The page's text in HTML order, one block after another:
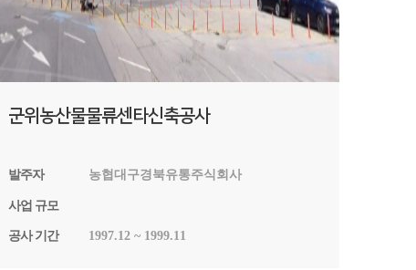
군위농산물물류센타신축공사
발주자 농협대구경북유통주식회사
사업 규모
공사 기간 1997.12 ~ 1999.11